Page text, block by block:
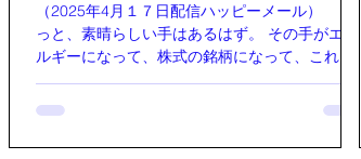
（2025年4月１７日配信ハッピーメール） き
っと、素晴らしい手はあるはず。 その手がエネ
ルギーになって、株式の銘柄になって、これか
ら新鮮な銘柄が、どんどん狼煙をあげて、上が
ってくるはずだ。その導きを肝に銘じよう。
通り短期間で、ロシアのプーチン大統領に即時